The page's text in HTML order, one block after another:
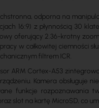
odporna na
16:9) z płynnością 30
oferujący 2.36-krotny
w całkowitej ciemności
filtrem ICR.
ARM Cortex-A53
Kamera obsługuje
funkcje rozpoznawania
slot na kartę MicroSD, co